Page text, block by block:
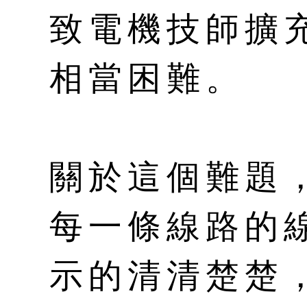
致電機技師擴
相當困難。
關於這個難題
每一條線路的
示的清清楚楚